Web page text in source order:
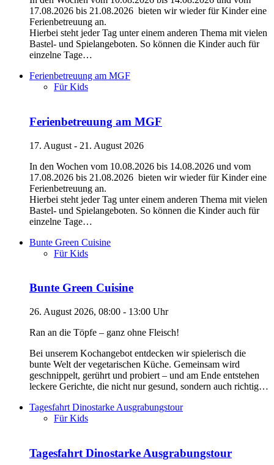
17.08.2026 bis 21.08.2026 bieten wir wieder für Kinder eine
Ferienbetreuung an.
Hierbei steht jeder Tag unter einem anderen Thema mit vielen
Bastel- und Spielangeboten. So können die Kinder auch für
einzelne Tage…
Ferienbetreuung am MGF
Für Kids
Ferienbetreuung am MGF
17. August - 21. August 2026
In den Wochen vom 10.08.2026 bis 14.08.2026 und vom
17.08.2026 bis 21.08.2026 bieten wir wieder für Kinder eine
Ferienbetreuung an.
Hierbei steht jeder Tag unter einem anderen Thema mit vielen
Bastel- und Spielangeboten. So können die Kinder auch für
einzelne Tage…
Bunte Green Cuisine
Für Kids
Bunte Green Cuisine
26. August 2026, 08:00 - 13:00 Uhr
Ran an die Töpfe – ganz ohne Fleisch!
Bei unserem Kochangebot entdecken wir spielerisch die
bunte Welt der vegetarischen Küche. Gemeinsam wird
geschnippelt, gerührt und probiert – und am Ende entstehen
leckere Gerichte, die nicht nur gesund, sondern auch richtig…
Tagesfahrt Dinostarke Ausgrabungstour
Für Kids
Tagesfahrt Dinostarke Ausgrabungstour